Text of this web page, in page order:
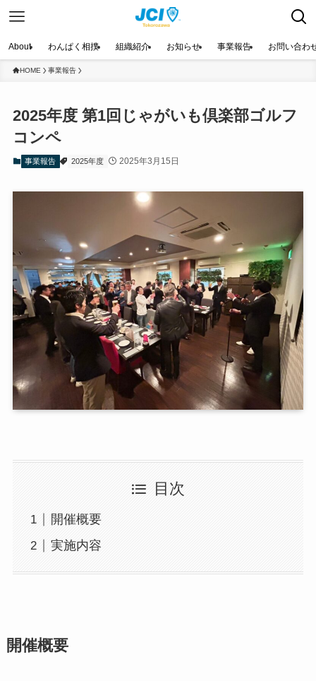
About わんぱく相撲 組織紹介 お知らせ 事業報告 お問い合わ
HOME 事業報告
2025年度 第1回じゃがいも倶楽部ゴルフ
コンペ
事業報告 2025年度 2025年3月15日
目次
開催概要
実施内容
開催概要